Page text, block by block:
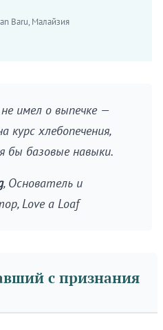
Baru, Малайзия
имел о выпечке —
курс хлебопечения,
бы базовые навыки.
, Основатель и
Love a Loaf
с признания